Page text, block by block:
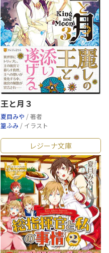
王と月３
夏目みや / 著者
篁ふみ / イラスト
レジーナ文庫